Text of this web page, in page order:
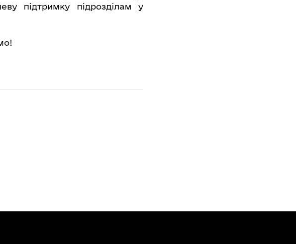
підтримку підрозділам у